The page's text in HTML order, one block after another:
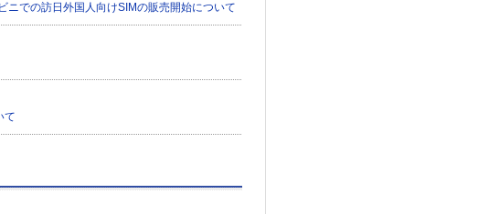
での訪日外国人向けSIMの販売開始について
て